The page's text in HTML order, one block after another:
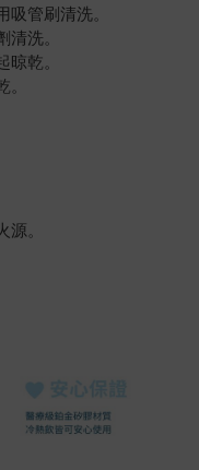
管刷清洗。
洗。
乾。
。